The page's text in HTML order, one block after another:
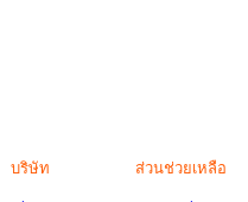
บริษัท ส่วนช่วยเหลือ